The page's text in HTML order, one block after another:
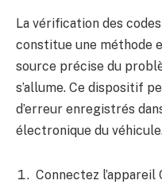
La vérification des
constitue une méthode
source précise du
s’allume. Ce dispositif
d’erreur enregistrés
électronique du
Connectez